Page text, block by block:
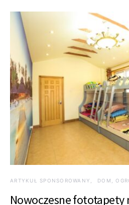
ARTYKUŁ SPONSOROWANY DOM,
Nowoczesne fototapety